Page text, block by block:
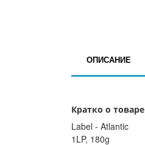
ОПИСАНИЕ
Кратко о товаре
Label - Atlantic
1LP, 180g